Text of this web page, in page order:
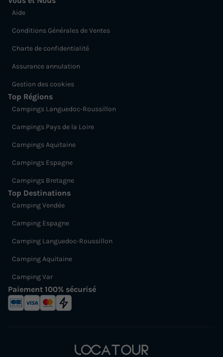
Aide
Conditions Générales de Ventes
Charte de confidentialité
Assurance annulation
Gestion des cookies
Top Régions
Campings Languedoc-Roussillon
Campings Pays de la Loire
Campings Aquitaine
Campings Espagne
Campings Bretagne
Top Destinations
Camping Vendée
Camping Espagne
Camping Languedoc-Roussillon
Camping Aquitaine
Camping Var
Paiement 100% sécurisé